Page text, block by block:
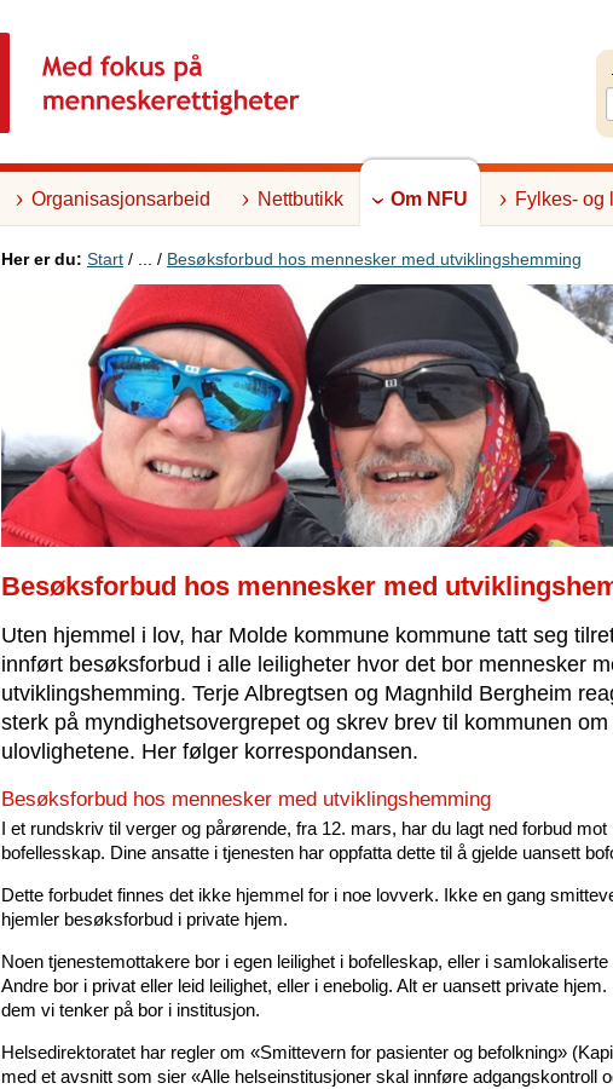
Organisasjonsarbeid Nettbutikk Om NFU Fylkes- og
Her er du: Start / ... / Besøksforbud hos mennesker med utviklingshemming
Besøksforbud hos mennesker med
Uten hjemmel i lov, har Molde kommune kommune tatt seg
innført besøksforbud i alle leiligheter hvor det bor mennesker
utviklingshemming. Terje Albregtsen og Magnhild Bergheim
sterk på myndighetsovergrepet og skrev brev til kommunen om
ulovlighetene. Her følger korrespondansen.
Besøksforbud hos mennesker med utviklingshemming
I et rundskriv til verger og pårørende, fra 12. mars, har du lagt ned forbud
bofellesskap. Dine ansatte i tjenesten har oppfatta dette til å gjelde uansett
Dette forbudet finnes det ikke hjemmel for i noe lovverk. Ikke en gang
hjemler besøksforbud i private hjem.
Noen tjenestemottakere bor i egen leilighet i bofelleskap, eller i samlokaliserte
Andre bor i privat eller leid leilighet, eller i enebolig. Alt er uansett private hjem.
dem vi tenker på bor i institusjon.
Helsedirektoratet har regler om «Smittevern for pasienter og befolkning»
med et avsnitt som sier «Alle helseinstitusjoner skal innføre adgangskontroll